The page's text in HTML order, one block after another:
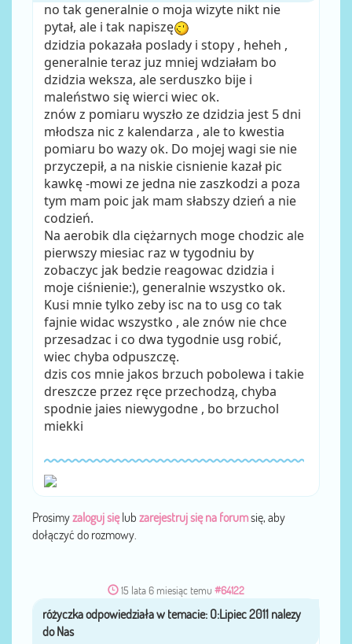
no tak generalnie o moja wizyte nikt nie
pytał, ale i tak napiszę
dzidzia pokazała poslady i stopy , heheh ,
generalnie teraz juz mniej wdziałam bo
dzidzia weksza, ale serduszko bije i
maleństwo się wierci wiec ok.
znów z pomiaru wyszło ze dzidzia jest 5 dni
młodsza nic z kalendarza , ale to kwestia
pomiaru bo wazy ok. Do mojej wagi sie nie
przyczepił, a na niskie cisnienie kazał pic
kawkę -mowi ze jedna nie zaszkodzi a poza
tym mam poic jak mam słabszy dzień a nie
codzień.
Na aerobik dla ciężarnych moge chodzic ale
pierwszy miesiac raz w tygodniu by
zobaczyc jak bedzie reagowac dzidzia i
moje ciśnienie:), generalnie wszystko ok.
Kusi mnie tylko zeby isc na to usg co tak
fajnie widac wszystko , ale znów nie chce
przesadzac i co dwa tygodnie usg robić,
wiec chyba odpuszczę.
dzis cos mnie jakos brzuch pobolewa i takie
dreszcze przez ręce przechodzą, chyba
spodnie jaies niewygodne , bo brzuchol
miekki
Prosimyzaloguj sięlub zarejestruj się na forumsię, aby
dołączyć do rozmowy.
15 lata 6 miesiąc temu #64122
przezróżyczka